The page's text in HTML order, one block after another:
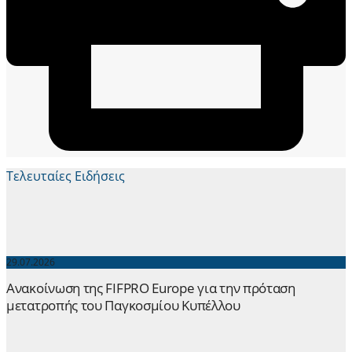
Τελευταίες Ειδήσεις
29.07.2026
Ανακοίνωση της FIFPRO Europe για την πρόταση
μετατροπής του Παγκοσμίου Κυπέλλου